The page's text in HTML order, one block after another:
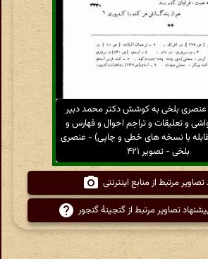
عنصری بلخی به کوشش دکتر محمد دبیر
و تعلیقات و تراجم احوال و فهارس و
با نسخه های خطی و چاپی) - عنصری
بلخی - تصویر ۴۲۱
مرتبط از منابع اینترنتی
تصاویر مرتبط از گنجینهٔ گنجور